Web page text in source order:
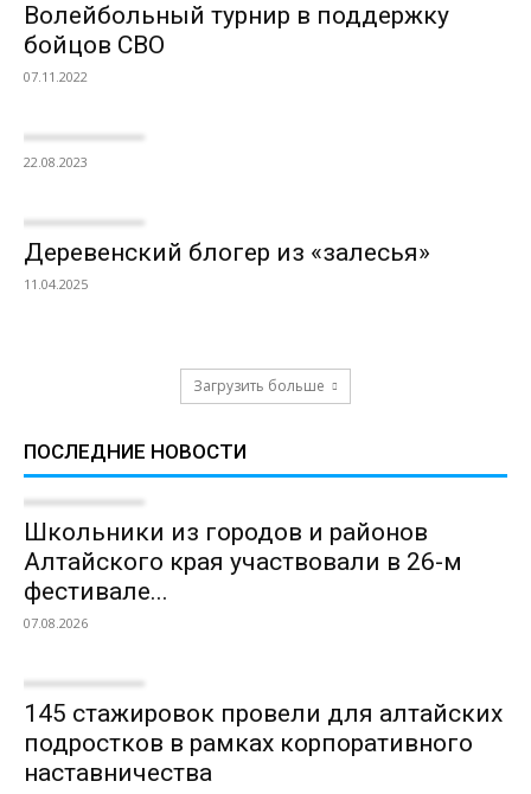
Волейбольный турнир в поддержку
бойцов СВО
07.11.2022
22.08.2023
Деревенский блогер из «залесья»
11.04.2025
Загрузить больше
ПОСЛЕДНИЕ НОВОСТИ
Школьники из городов и районов
Алтайского края участвовали в 26-м
фестивале...
07.08.2026
145 стажировок провели для алтайских
подростков в рамках корпоративного
наставничества